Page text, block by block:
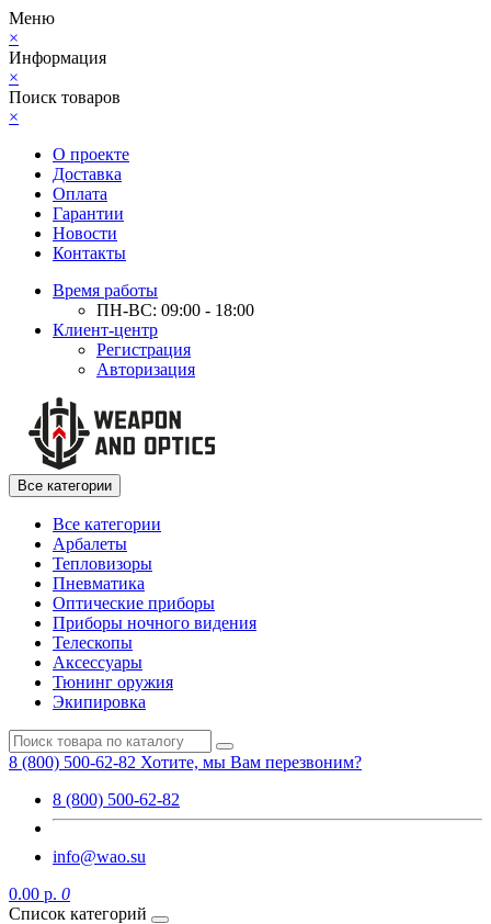
Меню
×
Информация
×
Поиск товаров
×
О проекте
Доставка
Оплата
Гарантии
Новости
Контакты
Время работы
ПН-ВС: 09:00 - 18:00
Клиент-центр
Регистрация
Авторизация
Все категории
Все категории
Арбалеты
Тепловизоры
Пневматика
Оптические приборы
Приборы ночного видения
Телескопы
Аксессуары
Тюнинг оружия
Экипировка
8 (800) 500-62-82 Хотите, мы Вам перезвоним?
8 (800) 500-62-82
info@wao.su
0.00 р. 0
Список категорий